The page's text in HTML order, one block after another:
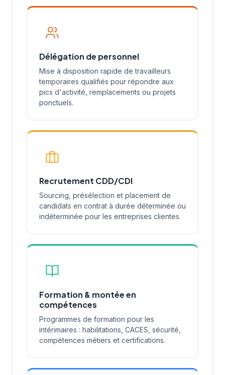
Délégation de personnel
Mise à disposition rapide de travailleurs
temporaires qualifiés pour répondre aux
pics d'activité, remplacements ou projets
ponctuels.
Recrutement CDD/CDI
Sourcing, présélection et placement de
candidats en contrat à durée déterminée ou
indéterminée pour les entreprises clientes.
Formation & montée en
compétences
Programmes de formation pour les
intérimaires : habilitations, CACES, sécurité,
compétences métiers et certifications.